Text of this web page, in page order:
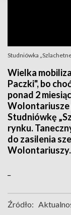
Studniówka
Wielka
Paczki", bo
ponad 2
Wolontariusze
Studniówkę
rynku.
do zasilenia
Wolontariuszy.
Źródło: